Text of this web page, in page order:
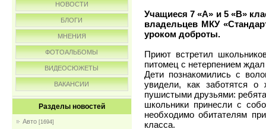
НОВОСТИ
БЛОГИ
МНЕНИЯ
ФОТОАЛЬБОМЫ
ВИДЕОСЮЖЕТЫ
ВАКАНСИИ
Разделы новостей
Авто [1694]
Учащиеся 7 «А» и 5 «В»
владельцев МКУ
уроком доброты.
Приют встретил
питомец с нетерпением
Дети познакомились с
увидели, как заботятся
пушистыми друзьями:
школьники принесли с
необходимо обитателям
класса.